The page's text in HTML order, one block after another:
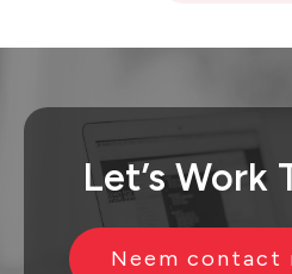
Let’sWork
Neem contact